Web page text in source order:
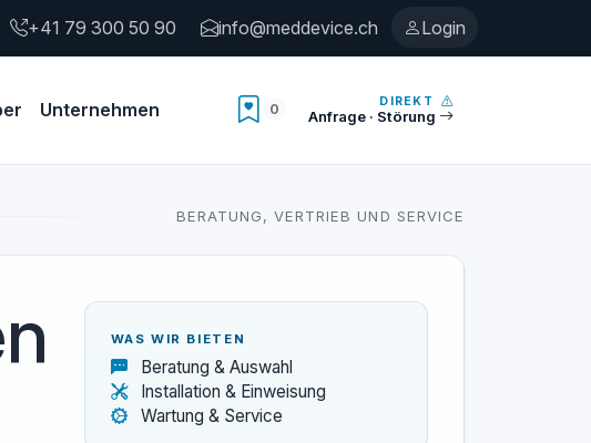
+41 79 300 50 90 info@meddevice.ch Login
Unternehmen 0Anzahl Merkliste
DIREKT
Anfrage · Störung
BERATUNG, VERTRIEB UND SERVICE
WAS WIR BIETEN
Beratung & Auswahl
Installation & Einweisung
Wartung & Service